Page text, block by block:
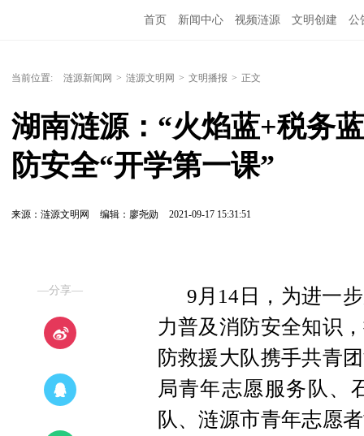
首页 新闻中心 视频涟源 文明创建 公
当前位置: 涟源新闻网 > 涟源文明网 > 文明播报 > 正文
湖南涟源：“火焰蓝+税务
防安全“开学第一课”
来源：涟源文明网 编辑：廖尧勋 2021-09-17 15:31:51
—分享—
9月14日，为进一
力普及消防安全知识
防救援大队携手共青
局青年志愿服务队、
队、涟源市青年志愿